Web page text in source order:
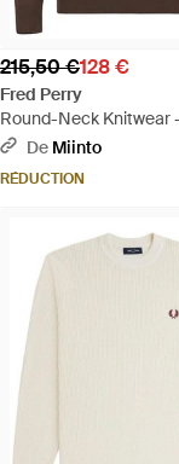
215,50 €128 €
Fred Perry
Round-Neck Knitwear
De Miinto
RÉDUCTION